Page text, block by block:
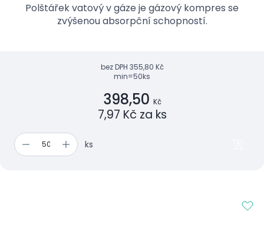
Polštářek vatový v gáze je gázový kompres se
zvýšenou absorpční schopností.
bez DPH 355,80 Kč
min=50ks
398,50 Kč
7,97 Kč za ks
ks